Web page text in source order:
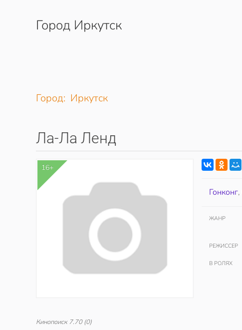
Перейти к содержимому
Город Иркутск
Город: Иркутск
Ла-Ла Ленд
16+
Кинопоиск 7.70(0)
Гонконг,
ЖАНР
РЕЖИССЕР
В РОЛЯХ